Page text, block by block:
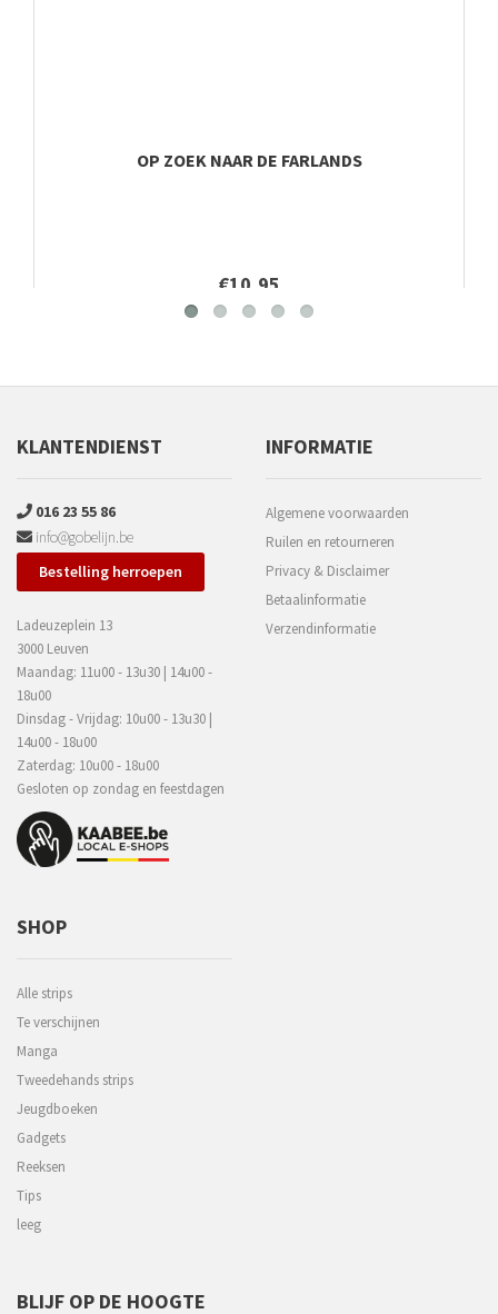
OP ZOEK NAAR DE FARLANDS
€10,95
KLANTENDIENST
016 23 55 86
info@gobelijn.be
Bestelling herroepen
Ladeuzeplein 13
3000 Leuven
Maandag: 11u00 - 13u30 | 14u00 -
18u00
Dinsdag - Vrijdag: 10u00 - 13u30 |
14u00 - 18u00
Zaterdag: 10u00 - 18u00
Gesloten op zondag en feestdagen
INFORMATIE
Algemene voorwaarden
Ruilen en retourneren
Privacy & Disclaimer
Betaalinformatie
Verzendinformatie
SHOP
Alle strips
Te verschijnen
Manga
Tweedehands strips
Jeugdboeken
Gadgets
Reeksen
Tips
leeg
BLIJF OP DE HOOGTE